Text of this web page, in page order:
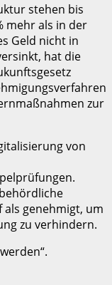
stehen bis
mehr als in der
Geld nicht in
hat die
zur
von
als genehmigt, um
zu verhindern.